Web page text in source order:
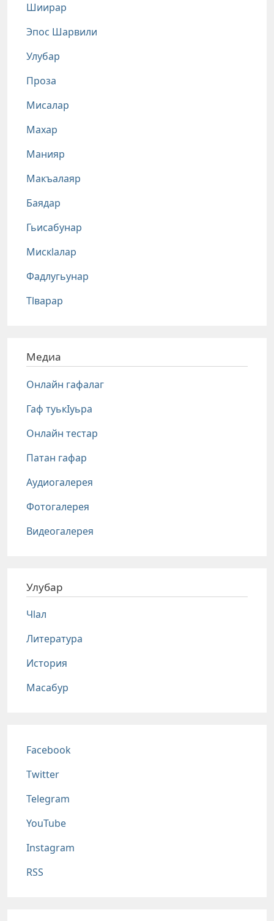
Шиирар
Эпос Шарвили
Улубар
Проза
Мисалар
Махар
Манияр
Макъалаяр
Баядар
Гьисабунар
Мискlалар
Фадлугьунар
Тlварар
Медиа
Онлайн гафалаг
Гаф туькIуьра
Онлайн тестар
Патан гафар
Аудиогалерея
Фотогалерея
Видеогалерея
Улубар
Чlал
Литература
История
Масабур
Соц сети
Facebook
Twitter
Telegram
YouTube
Instagram
RSS